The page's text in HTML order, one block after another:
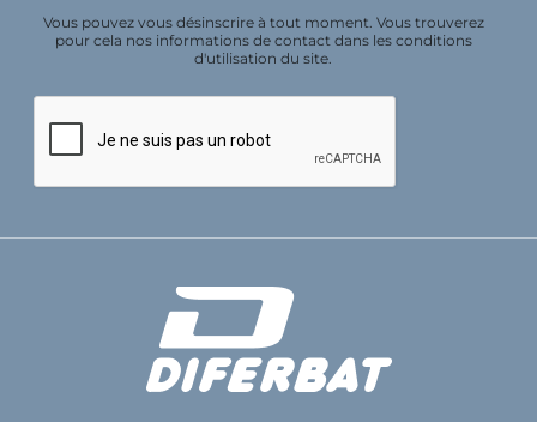
Vous pouvez vous désinscrire à tout moment. Vous trouverez
pour cela nos informations de contact dans les conditions
d'utilisation du site.